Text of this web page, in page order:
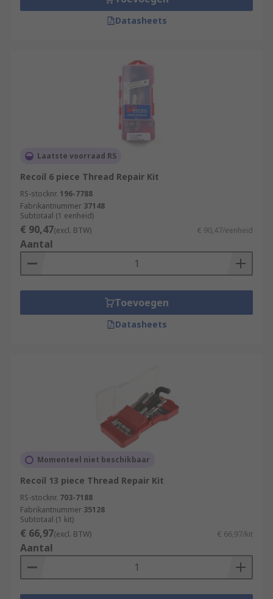
Datasheets
Laatste voorraad RS
Recoil 6 piece Thread Repair Kit
RS-stocknr. 196-7788
Fabrikantnummer 37148
Subtotaal (1 eenheid)
€ 90,47(excl. BTW) € 90,47/eenheid
Aantal
Toevoegen
Datasheets
Momenteel niet beschikbaar
Recoil 13 piece Thread Repair Kit
RS-stocknr. 703-7188
Fabrikantnummer 35128
Subtotaal (1 kit)
€ 66,97(excl. BTW) € 66,97/kit
Aantal